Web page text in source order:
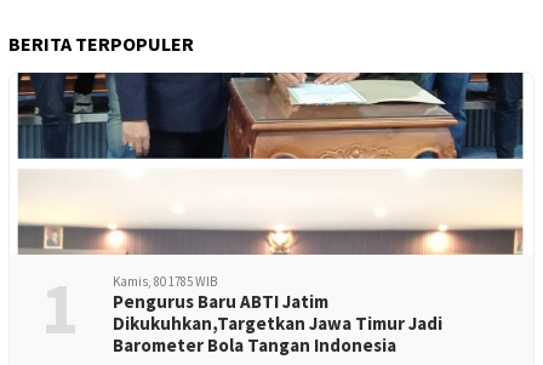
BERITA TERPOPULER
1 Kamis, 80 1785 WIB
Pengurus Baru ABTI Jatim
Dikukuhkan,Targetkan Jawa Timur Jadi
Barometer Bola Tangan Indonesia